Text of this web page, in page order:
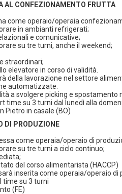
AL CONFEZIONAMENTO FRUTTA
come operaio/operaia
in ambianti refrigerati;
e comunicative;
su tre turni, anche il weekend;
straordinari;
elevatore in corso di validità.
della lavorazione nel settore
automatizzate.
a svolgere picking e spostamento
time su 3 turni dal lunedì alla
Pietro in casale (BO)
DI PRODUZIONE
come operaia/operaio di
su tre turni a ciclo continuo;
del corso alimentarista (HACCP)
inserita come operaia/operaio di
time su 3 turni
(FE)